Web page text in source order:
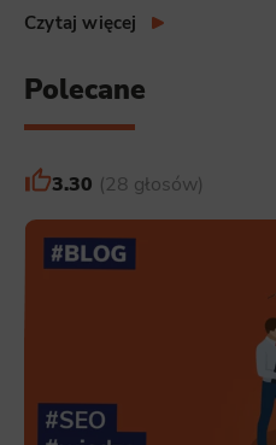
Czytaj więcej
Polecane
3.30 28 głosów